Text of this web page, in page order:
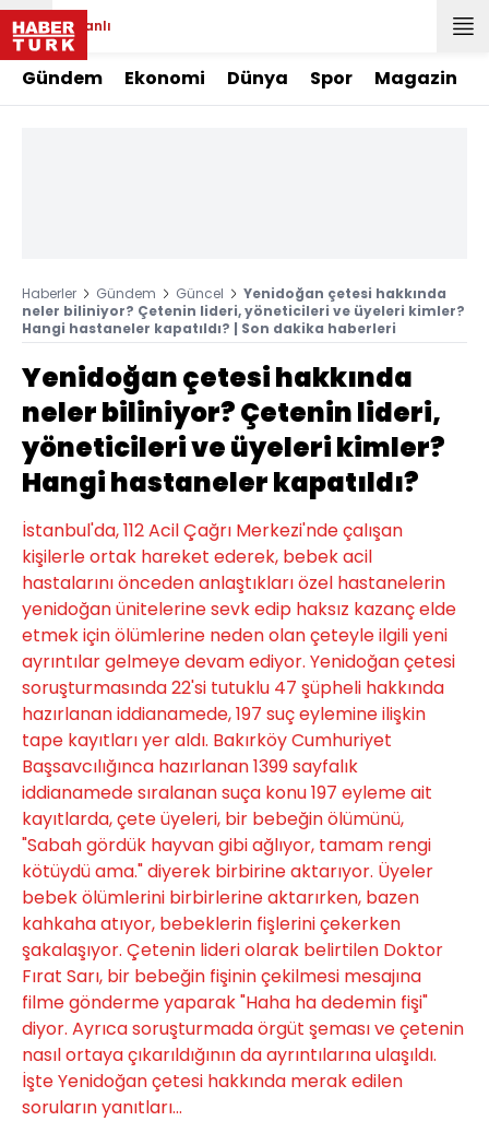
Canlı
Gündem Ekonomi Dünya Spor Magazin
Haberler Gündem Güncel
Yenidoğan çetesi hakkında
neler biliniyor? Çetenin lideri, yöneticileri ve üyeleri kimler?
Hangi hastaneler kapatıldı? | Son dakika haberleri
Yenidoğan çetesi hakkında
neler biliniyor? Çetenin lideri,
yöneticileri ve üyeleri kimler?
Hangi hastaneler kapatıldı?
İstanbul'da, 112 Acil Çağrı Merkezi'nde çalışan
kişilerle ortak hareket ederek, bebek acil
hastalarını önceden anlaştıkları özel hastanelerin
yenidoğan ünitelerine sevk edip haksız kazanç elde
etmek için ölümlerine neden olan çeteyle ilgili yeni
ayrıntılar gelmeye devam ediyor. Yenidoğan çetesi
soruşturmasında 22'si tutuklu 47 şüpheli hakkında
hazırlanan iddianamede, 197 suç eylemine ilişkin
tape kayıtları yer aldı. Bakırköy Cumhuriyet
Başsavcılığınca hazırlanan 1399 sayfalık
iddianamede sıralanan suça konu 197 eyleme ait
kayıtlarda, çete üyeleri, bir bebeğin ölümünü,
"Sabah gördük hayvan gibi ağlıyor, tamam rengi
kötüydü ama." diyerek birbirine aktarıyor. Üyeler
bebek ölümlerini birbirlerine aktarırken, bazen
kahkaha atıyor, bebeklerin fişlerini çekerken
şakalaşıyor. Çetenin lideri olarak belirtilen Doktor
Fırat Sarı, bir bebeğin fişinin çekilmesi mesajına
filme gönderme yaparak "Haha ha dedemin fişi"
diyor. Ayrıca soruşturmada örgüt şeması ve çetenin
nasıl ortaya çıkarıldığının da ayrıntılarına ulaşıldı.
İşte Yenidoğan çetesi hakkında merak edilen
soruların yanıtları...